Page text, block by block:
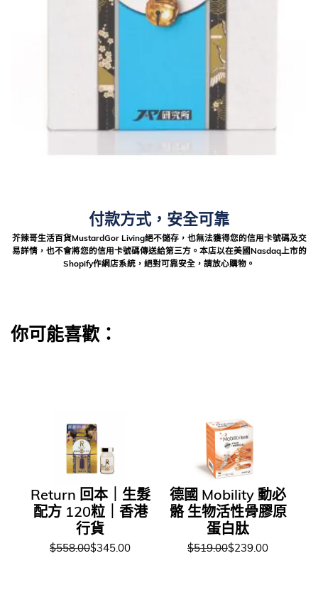
付款方式，安全可靠
芥辣哥生活百貨MustardGor Living絕不儲存，也無法獲得您的信用卡號碼及交
易詳情，也不會將您的信用卡號碼傳送給第三方。本店以在美國Nasdaq上市的
Shopify作網店系統，絕對可靠安全，請放心購物。
你可能喜歡：
Return 回本｜生髮
配方 120粒｜香港
行貨
$558.00$345.00
德國 Mobility 動必
骼 生物活性骨膠原
蛋白肽
$519.00$239.00